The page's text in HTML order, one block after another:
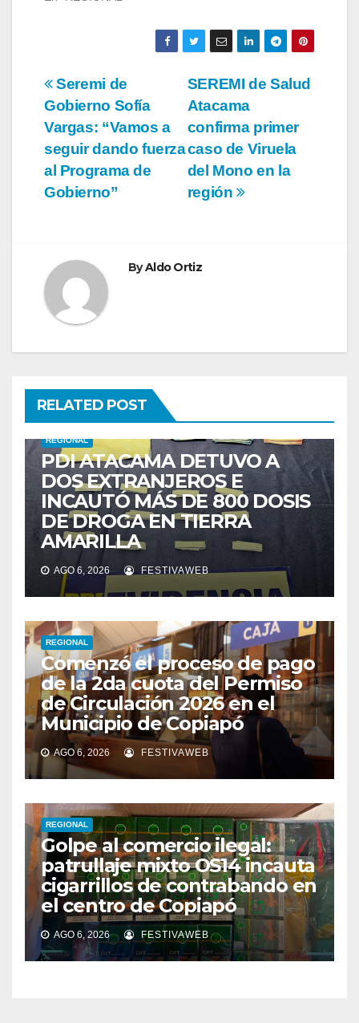
Navegación
de
entradas
SEREMI de Salud
Atacama
confirma primer
caso de Viruela
del Mono en la
región
Seremi de
Gobierno Sofía
Vargas: “Vamos a
seguir dando fuerza
al Programa de
Gobierno”
ByAldo Ortiz
RELATED POST
REGIONAL
PDI ATACAMA DETUVO A
DOS EXTRANJEROS E
INCAUTÓ MÁS DE 800 DOSIS
DE DROGA EN TIERRA
AMARILLA
AGO 6, 2026 FESTIVAWEB
REGIONAL
Comenzó el proceso de pago
de la 2da cuota del Permiso
de Circulación 2026 en el
Municipio de Copiapó
AGO 6, 2026 FESTIVAWEB
REGIONAL
Golpe al comercio ilegal:
patrullaje mixto OS14 incauta
cigarrillos de contrabando en
el centro de Copiapó
AGO 6, 2026 FESTIVAWEB